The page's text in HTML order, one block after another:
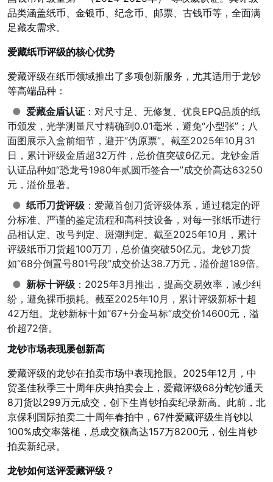
品类涵盖纸币、 金银币 、纪念币、邮票、古钱币等，全面满
足藏友需求。
爱藏纸币评级的核心优势
爱藏评级在纸币领域推出了多项创新服务，尤其适用于龙钞
等高端品种：
● 爱藏金盾认证 ：对尺寸足、无修复、优良EPQ品质的纸
币颁发，光学测量尺寸精确到0.01毫米，避免“小型张”；八
面图展示入盒前细节，避开“伪原票”。截至2025年10月31
日，累计评级金盾超32万件，总价值突破6亿元。龙钞金盾
认证品种如“恐龙号1980年贰圆币签合一”成交价高达63250
元，溢价显著。
● 纸币刀货评级 ：爱藏首创刀货评级体系，通过稳定的评
分标准、严谨的鉴定流程和高科技设备，对每一张纸币进行
品相认定、改号判定、斑潮判定。截至2025年10月，累计
评级纸币刀货超100万刀，总价值突破50亿元。龙钞刀货
如“68分倒置号801号段”成交价达38.7万元，溢价超189倍。
● 新标十评级 ：2025年3月推出，提高交易效率，减少纠
纷，避免裸币损耗。截至2025年10月，累计评级新标十超
42万组。龙钞新标十如“67+分金马标”成交价14600元，溢
价超72倍。
龙钞市场表现屡创新高
爱藏评级的龙钞在拍卖市场中表现抢眼。2025年12月，中
贸圣佳秋季三十周年庆典拍卖会上，爱藏评级68分蛇钞通天
8刀货以299万元成交，创下生肖钞拍卖纪录新高。此前，北
京保利国际拍卖二十周年春拍中，67件爱藏评级生肖钞以
100%成交率落槌，总成交额高达157万8200元，创生肖钞
拍卖新纪录。
龙钞如何送评爱藏评级？